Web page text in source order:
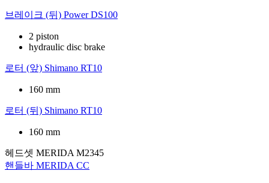
브레이크 (뒤) Power DS100
2 piston
hydraulic disc brake
로터 (앞) Shimano RT10
160 mm
로터 (뒤) Shimano RT10
160 mm
헤드셋 MERIDA M2345
핸들바 MERIDA CC